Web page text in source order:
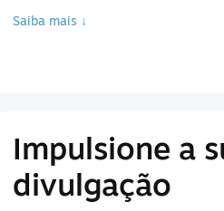
Saiba mais ↓
Impulsione a
divulgação